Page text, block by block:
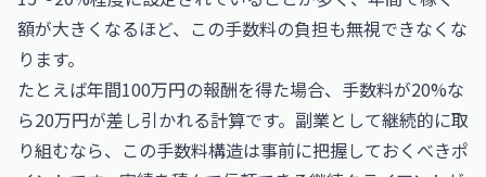
額が大きくなるほど、この手数料の負担も無視できなくな
ります。
たとえば年間100万円の報酬を得た場合、手数料が20%な
ら20万円が差し引かれる計算です。副業として継続的に取
り組むなら、この手数料構造は事前に把握しておくべきポ